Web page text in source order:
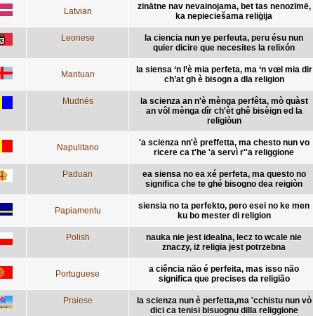
Latvian
zinātne nav nevainojama, bet tas nenozīmē,
ka nepieciešama reliģija
Leonese
la ciencia nun ye perfeuta, peru ésu nun
quier dicire que necesites la relixón
Mantuan
la siensa ‘n l’è mia perfeta, ma ‘n vœl mia dir
ch’at gh è bisogn a dla religion
Mudnés
la scienza an n'è mènga perfêta, mò quàst
an vôl mènga dîr ch'èt ghê bisèign ed la
religiòun
Napulitano
'a scienza nn'è preffetta, ma chesto nun vo
ricere ca t'he 'a servì r''a religgione
Paduan
ea siensa no ea xé perfeta, ma questo no
significa che te ghé bisogno dea reigiòn
Papiamentu
siensia no ta perfekto, pero esei no ke men
ku bo mester di religion
Polish
nauka nie jest idealna, lecz to wcale nie
znaczy, iż religia jest potrzebna
Portuguese
a ciência não é perfeita, mas isso não
significa que precises da religião
Praiese
la scienza nun è perfetta,ma 'cchistu nun vò
dici ca tenisi bisuognu dilla religgione